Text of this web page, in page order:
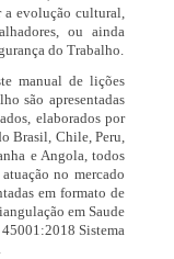
a evolução cultural,
ou ainda
do Trabalho.
manual de lições
são apresentadas
elaborados por
Brasil, Chile, Peru,
e Angola, todos
no mercado
em formato de
em Saude
Sistema